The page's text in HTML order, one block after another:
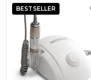
BESTSELLER